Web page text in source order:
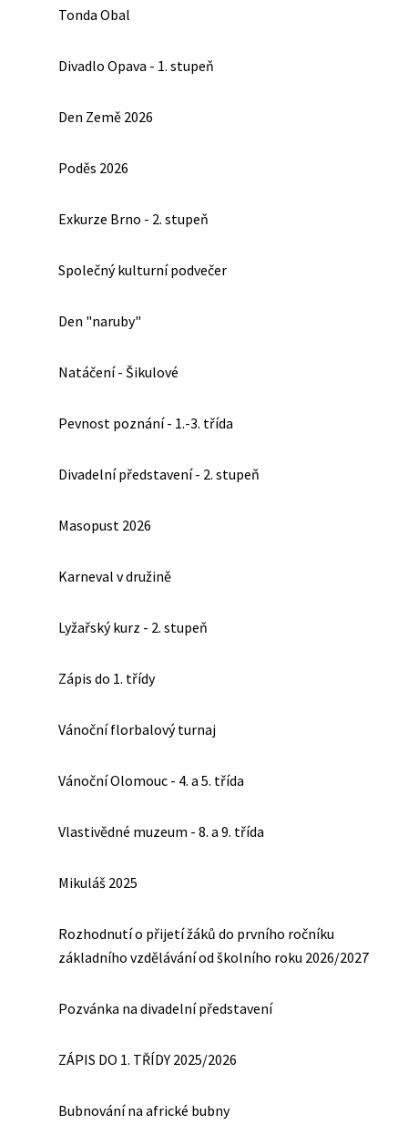
Tonda Obal
Divadlo Opava - 1. stupeň
Den Země 2026
Poděs 2026
Exkurze Brno - 2. stupeň
Společný kulturní podvečer
Den "naruby"
Natáčení - Šikulové
Pevnost poznání - 1.-3. třída
Divadelní představení - 2. stupeň
Masopust 2026
Karneval v družině
Lyžařský kurz - 2. stupeň
Zápis do 1. třídy
Vánoční florbalový turnaj
Vánoční Olomouc - 4. a 5. třída
Vlastivědné muzeum - 8. a 9. třída
Mikuláš 2025
Rozhodnutí o přijetí žáků do prvního ročníku
základního vzdělávání od školního roku 2026/2027
Pozvánka na divadelní představení
ZÁPIS DO 1. TŘÍDY 2025/2026
Bubnování na africké bubny